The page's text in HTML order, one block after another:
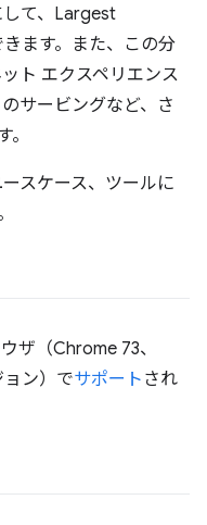
して、Largest
ます。また、この分
ト エクスペリエンス
サービングなど、さ
スケース、ツールに
ザ（Chrome 73、
ン）でサポート され